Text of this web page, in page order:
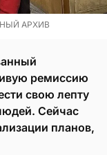
АРХИВ
ремиссию
свою лепту
Сейчас
планов,